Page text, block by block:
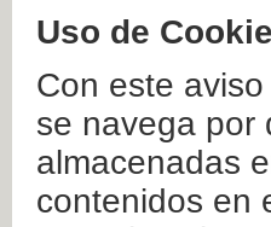
Uso de
Con este
se navega por
almacenadas
contenidos en